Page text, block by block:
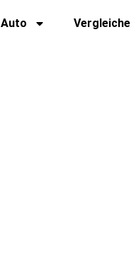
Auto Vergleiche